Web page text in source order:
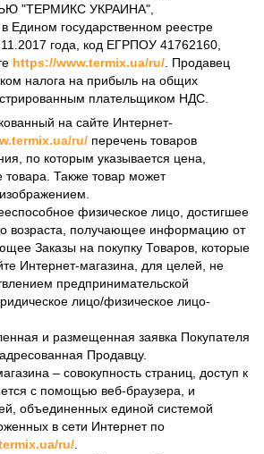
"ТЕРМИКС УКРАИНА",
Едином государственном реестре
года, код ЕГРПОУ 41762160,
https://www.termix.ua/ru/ . Продавец
налога на прибыль на общих
плательщиком НДС.
на сайте Интернет-
ru/ перечень товаров
по которым указывается цена,
товара. Также товар может
физическое лицо, достигшее
возраста, получающее информацию от
Заказы на покупку Товаров, которые
Интернет-магазина, для целей, не
предпринимательской
лицо/физическое лицо-
и размещенная заявка Покупателя
Продавцу.
– совокупность страниц, доступ к
с помощью веб-браузера, и
объединенных единой системой
в сети Интернет по
ru/